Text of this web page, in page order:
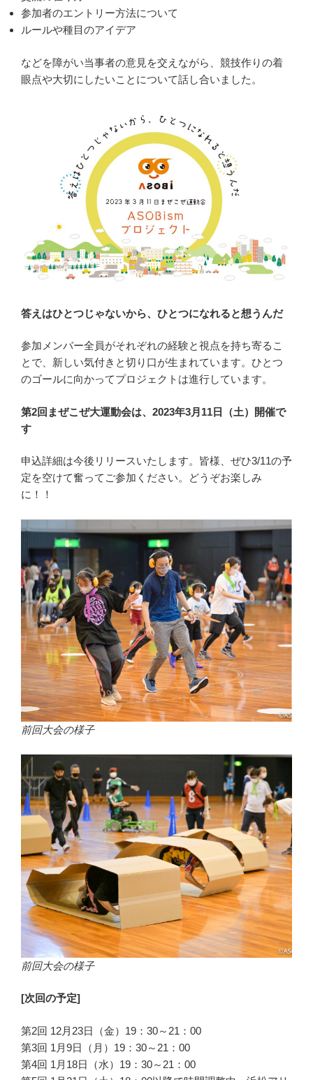
参加者のエントリー方法について
ルールや種目のアイデア
などを障がい当事者の意見を交えながら、競技作りの着
眼点や大切にしたいことについて話し合いました。
答えはひとつじゃないから、ひとつになれると想うんだ
参加メンバー全員がそれぞれの経験と視点を持ち寄るこ
とで、新しい気付きと切り口が生まれています。ひとつ
のゴールに向かってプロジェクトは進行しています。
第2回まぜこぜ大運動会は、2023年3月11日（土）開催で
す
申込詳細は今後リリースいたします。皆様、ぜひ3/11の予
定を空けて奮ってご参加ください。どうぞお楽しみ
に！！
前回大会の様子
前回大会の様子
[次回の予定]
第2回 12月23日（金）19：30～21：00
第3回 1月9日（月）19：30～21：00
第4回 1月18日（水）19：30～21：00